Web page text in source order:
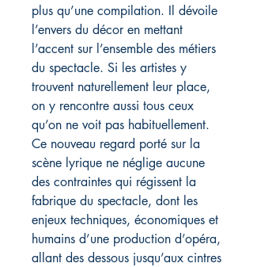
plus qu’une compilation. Il dévoile
l’envers du décor en mettant
l’accent sur l’ensemble des métiers
du spectacle. Si les artistes y
trouvent naturellement leur place,
on y rencontre aussi tous ceux
qu’on ne voit pas habituellement.
Ce nouveau regard porté sur la
scène lyrique ne néglige aucune
des contraintes qui régissent la
fabrique du spectacle, dont les
enjeux techniques, économiques et
humains d’une production d’opéra,
allant des dessous jusqu’aux cintres